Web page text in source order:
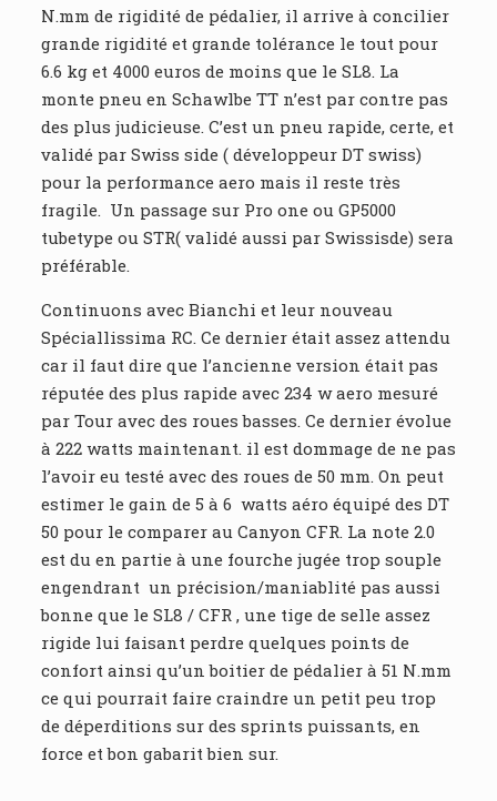
N.mm de rigidité de pédalier, il arrive à concilier
grande rigidité et grande tolérance le tout pour
6.6 kg et 4000 euros de moins que le SL8. La
monte pneu en Schawlbe TT n’est par contre pas
des plus judicieuse. C’est un pneu rapide, certe, et
validé par Swiss side ( développeur DT swiss)
pour la performance aero mais il reste très
fragile. Un passage sur Pro one ou GP5000
tubetype ou STR( validé aussi par Swissisde) sera
préférable.
Continuons avec Bianchi et leur nouveau
Spéciallissima RC. Ce dernier était assez attendu
car il faut dire que l’ancienne version était pas
réputée des plus rapide avec 234 w aero mesuré
par Tour avec des roues basses. Ce dernier évolue
à 222 watts maintenant. il est dommage de ne pas
l’avoir eu testé avec des roues de 50 mm. On peut
estimer le gain de 5 à 6 watts aéro équipé des DT
50 pour le comparer au Canyon CFR. La note 2.0
est du en partie à une fourche jugée trop souple
engendrant un précision/maniablité pas aussi
bonne que le SL8 / CFR , une tige de selle assez
rigide lui faisant perdre quelques points de
confort ainsi qu’un boitier de pédalier à 51 N.mm
ce qui pourrait faire craindre un petit peu trop
de déperditions sur des sprints puissants, en
force et bon gabarit bien sur.